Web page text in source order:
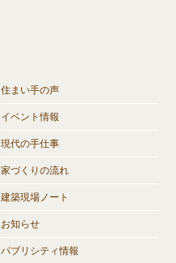
住まい手の声
イベント情報
現代の手仕事
家づくりの流れ
建築現場ノート
お知らせ
パブリシティ情報